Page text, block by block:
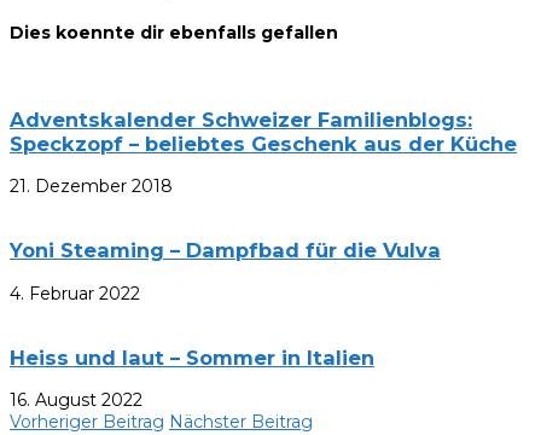
Dies koennte dir ebenfalls gefallen
Adventskalender Schweizer Familienblogs:
Speckzopf – beliebtes Geschenk aus der Küche
21. Dezember 2018
Yoni Steaming – Dampfbad für die Vulva
4. Februar 2022
Heiss und laut – Sommer in Italien
16. August 2022
Vorheriger Beitrag Nächster Beitrag